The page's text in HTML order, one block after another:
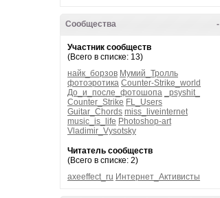
-
Сообщества
Участник сообществ
(Всего в списке: 13)
найк_борзов Мумий_Тролль
фотоэротика Counter-Strike_world
До_и_после_фотошопа
_psyshit_
Counter_Strike FL_Users
Guitar_Chords miss_liveinternet
music_is_life Photoshop-art
Vladimir_Vysotsky
Читатель сообществ
(Всего в списке: 2)
axeeffect_ru Интернет_Активисты